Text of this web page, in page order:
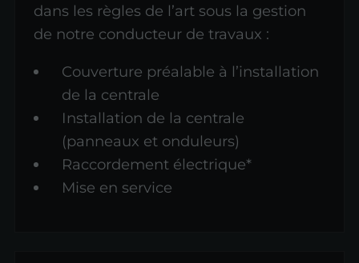
dans les règles de l’art sous la gestion
de notre conducteur de travaux :
Couverture préalable à l’installation
de la centrale
Installation de la centrale
(panneaux et onduleurs)
Raccordement électrique*
Mise en service